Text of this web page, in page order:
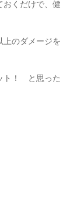
おくだけで、健
上のダメージを
ト！ と思った